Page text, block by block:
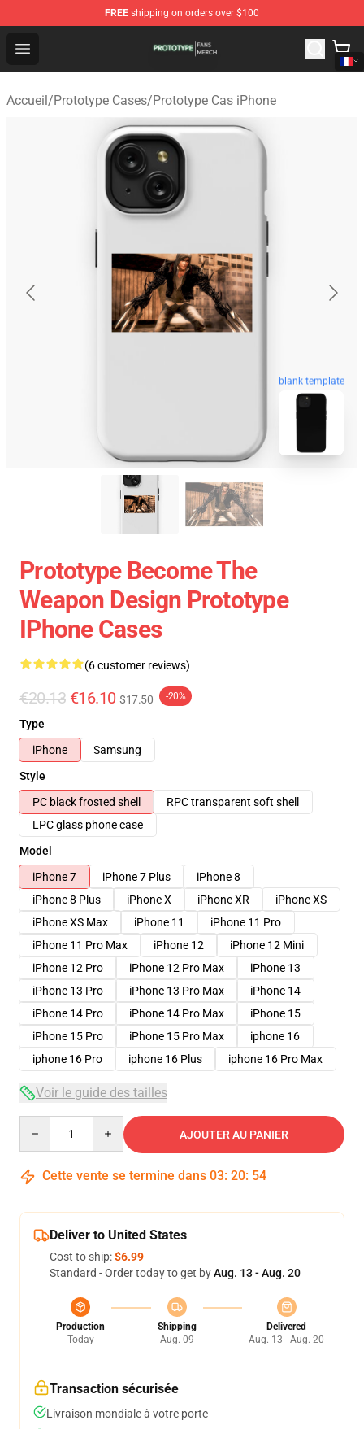
FREE shipping on orders over $100
Open menu
Prototype Shop - Official Prototype Merchandise Store
Accueil/Prototype Cases/Prototype Cas iPhone
blank template
Prototype Become The
Weapon Design Prototype
IPhone Cases
(6 customer reviews)
€20.13 €16.10 $17.50 -20%
Type
iPhone
Samsung
Style
PC black frosted shell
RPC transparent soft shell
LPC glass phone case
Model
iPhone 7
iPhone 7 Plus
iPhone 8
iPhone 8 Plus
iPhone X iPhone XR
iPhone XS
iPhone XS Max
iPhone 11
iPhone 11 Pro
iPhone 11 Pro Max
iPhone 12
iPhone 12 Mini
iPhone 12 Pro
iPhone 12 Pro Max
iPhone 13
iPhone 13 Pro
iPhone 13 Pro Max
iPhone 14
iPhone 14 Pro
iPhone 14 Pro Max
iPhone 15
iPhone 15 Pro
iPhone 15 Pro Max
iphone 16
iphone 16 Pro
iphone 16 Plus iphone 16 Pro Max
Voir le guide des tailles
AJOUTER AU PANIER
Cette vente se termine dans 03: 20: 54
Deliver to United States
Cost to ship:$6.99
Standard - Order today to get byAug. 13 - Aug. 20
Production
Today
Shipping
Aug. 09
Delivered
Aug. 13 - Aug. 20
Transaction sécurisée
Livraison mondiale à votre porte